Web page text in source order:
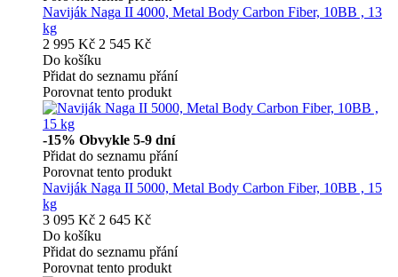
Naviják Naga II 4000, Metal Body Carbon Fiber, 10BB , 13
kg
2 995 Kč 2 545 Kč
Do košíku
Přidat do seznamu přání
Porovnat tento produkt
-15% Obvykle 5-9 dní
Přidat do seznamu přání
Porovnat tento produkt
Naviják Naga II 5000, Metal Body Carbon Fiber, 10BB , 15
kg
3 095 Kč 2 645 Kč
Do košíku
Přidat do seznamu přání
Porovnat tento produkt